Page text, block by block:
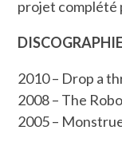
projet complété
DISCOGRAPHIE
2010 – Drop a
2008 – The
2005 –